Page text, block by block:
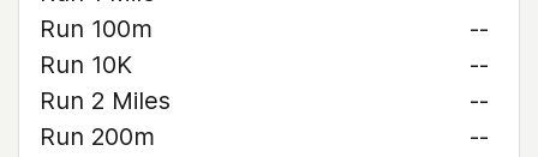
Run 100m
--
Run 10K
--
Run 2 Miles
--
Run 200m
--